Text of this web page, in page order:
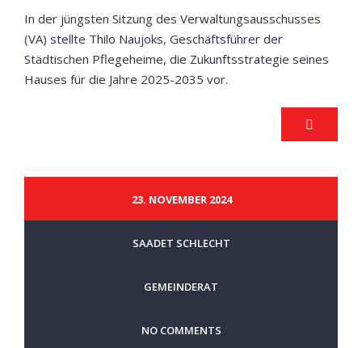
In der jüngsten Sitzung des Verwaltungsausschusses
(VA) stellte Thilo Naujoks, Geschäftsführer der
Städtischen Pflegeheime, die Zukunftsstrategie seines
Hauses für die Jahre 2025-2035 vor.
23. NOVEMBER 2024
SAADET SCHLECHT
GEMEINDERAT
NO COMMENTS